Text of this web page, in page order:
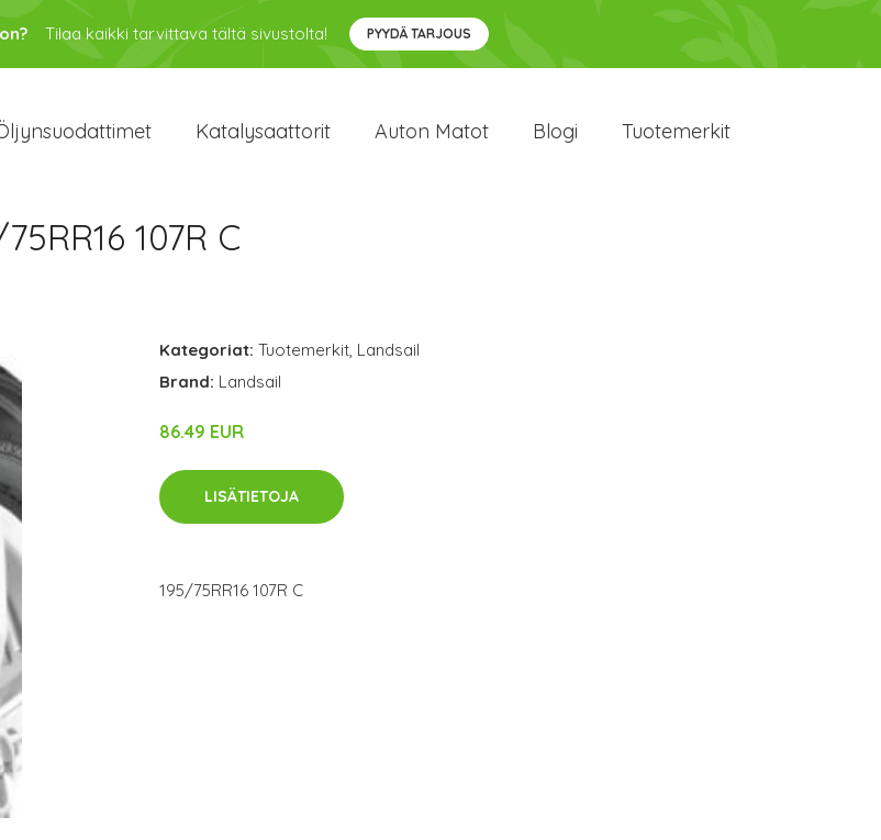
Tilaa kaikki tarvittava tältä sivustolta! PYYDÄ TARJOUS
Katalysaattorit Auton Matot Blogi Tuotemerkit
107R C
Kategoriat: Tuotemerkit, Landsail
Brand: Landsail
86.49 EUR
LISÄTIETOJA
195/75RR16 107R C